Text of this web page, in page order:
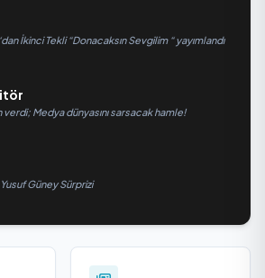
İkinci Tekli “Donacaksın Sevgilim “ yayımlandı
verdi; Medya dünyasını sarsacak hamle!
Güney Sürprizi